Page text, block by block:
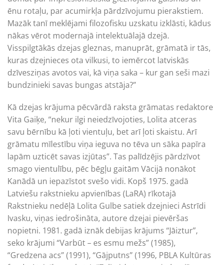
ēnu rotaļu, par acumirkļa pārdzīvojumu pierakstiem.
Mazāk tanī meklējami filozofisku uzskatu izklāsti, kādus
nākas vērot modernajā intelektuālajā dzejā.
Visspilgtākās dzejas gleznas, manuprāt, grāmatā ir tās,
kuras dzejnieces ota vilkusi, to iemērcot latviskās
dzīvesziņas avotos vai, kā viņa saka – kur gan seši mazi
bundzinieki savas bungas atstāja?”
Kā dzejas krājuma pēcvārdā raksta grāmatas redaktore
Vita Gaiķe, “nekur ilgi neiedzīvojoties, Lolita atceras
savu bērnību kā ļoti vientuļu, bet arī ļoti skaistu. Arī
grāmatu mīlestību viņa ieguva no tēva un sāka papīra
lapām uzticēt savas izjūtas”. Tas palīdzējis pārdzīvot
smago vientulību, pēc bēgļu gaitām Vācijā nonākot
Kanādā un iepazīstot svešo vidi. Kopš 1975. gadā
Latviešu rakstnieku apvienības (LaRA) rīkotajā
Rakstnieku nedēļā Lolita Gulbe satiek dzejnieci Astrīdi
Ivasku, viņas iedrošināta, autore dzejai pievēršas
nopietni. 1981. gadā iznāk debijas krājums “Jāiztur”,
seko krājumi “Varbūt – es esmu mežs” (1985),
“Gredzena acs” (1991), “Gājputns” (1996, PBLA Kultūras